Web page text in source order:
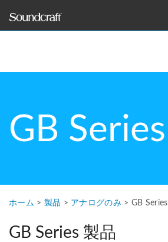
導入事例とニュース
トレーニング
GB Series
ホーム > 製品 > アナログのみ> GB Series
GB Series 製品